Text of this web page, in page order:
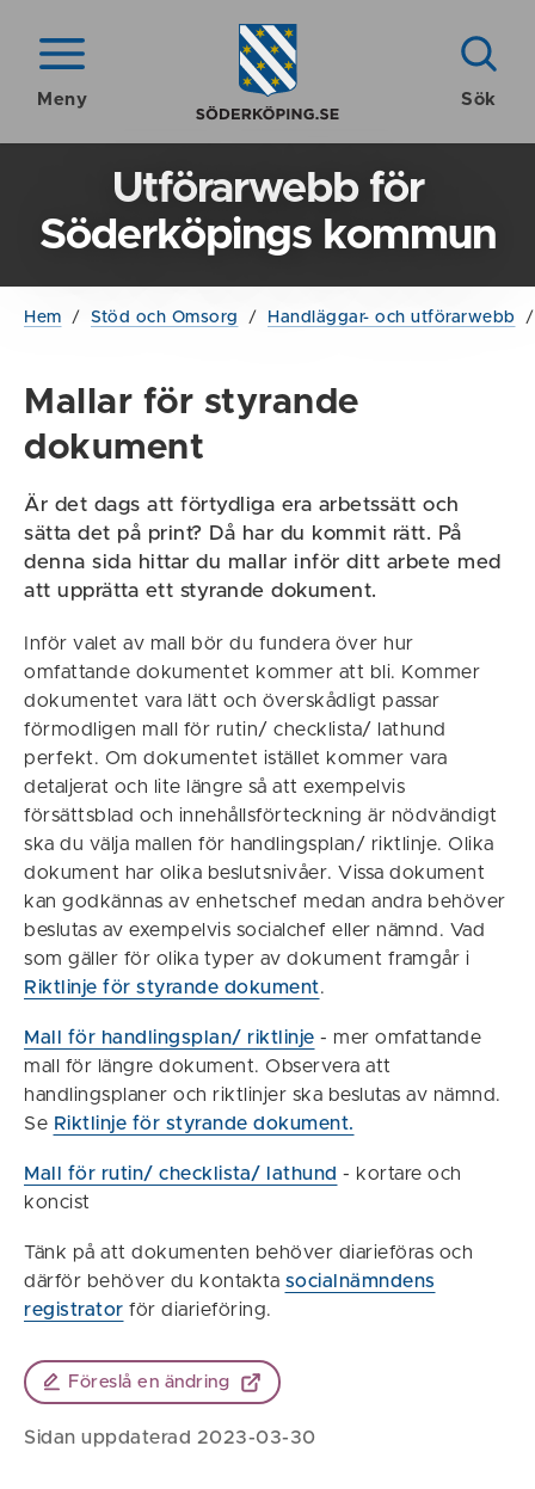
Meny Sök
Utförarwebb för
Söderköpings kommun
Hem / Stöd och Omsorg / Handläggar- och utförarwebb
Mallar för styrande
dokument
Är det dags att förtydliga era arbetssätt och
sätta det på print? Då har du kommit rätt. På
denna sida hittar du mallar inför ditt arbete med
att upprätta ett styrande dokument.
Inför valet av mall bör du fundera över hur
omfattande dokumentet kommer att bli. Kommer
dokumentet vara lätt och överskådligt passar
förmodligen mall för rutin/ checklista/ lathund
perfekt. Om dokumentet istället kommer vara
detaljerat och lite längre så att exempelvis
försättsblad och innehållsförteckning är nödvändigt
ska du välja mallen för handlingsplan/ riktlinje. Olika
dokument har olika beslutsnivåer. Vissa dokument
kan godkännas av enhetschef medan andra behöver
beslutas av exempelvis socialchef eller nämnd. Vad
som gäller för olika typer av dokument framgår i
Riktlinje för styrande dokument.
Mall för handlingsplan/ riktlinje - mer omfattande
mall för längre dokument. Observera att
handlingsplaner och riktlinjer ska beslutas av nämnd.
Se Riktlinje för styrande dokument.
Mall för rutin/ checklista/ lathund - kortare och
koncist
Tänk på att dokumenten behöver diarieföras och
därför behöver du kontakta socialnämndens
registrator för diarieföring.
Föreslå en ändring
Sidan uppdaterad 2023-03-30